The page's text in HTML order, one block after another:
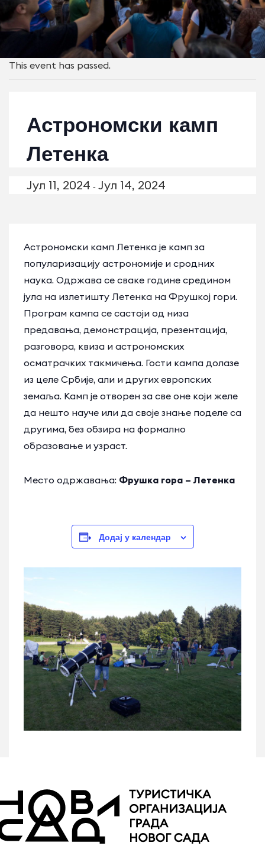
This event has passed.
Астрономски камп
Летенка
Јул 11, 2024 - Јул 14, 2024
Астрономски камп Летенка је камп за
популаризацију астрономије и сродних
наука. Одржава се сваке године средином
јула на излетишту Летенка на Фрушкој гори.
Програм кампа се састоји од низа
предавања, демонстрација, презентација,
разговора, квиза и астрономских
осматрачких такмичења. Гости кампа долазе
из целе Србије, али и других европских
земаља. Камп је отворен за све оне који желе
да нешто науче или да своје знање поделе са
другима, без обзира на формално
образовање и узраст.
Место одржавања: Фрушка гора – Летенка
Додај у календар